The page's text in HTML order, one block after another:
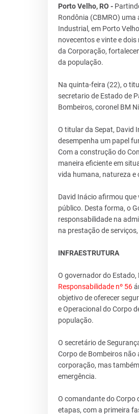
Porto Velho, RO -
Rondônia (CBMRO)
Industrial, em Porto
novecentos e vinte e
da Corporação,
da população.
Na quinta-feira (22), o
secretario de Estado de
Bombeiros, coronel BM
O titular da Sepat, David
desempenha um papel
Com a construção do
maneira eficiente em
vida humana, natureza e
David Inácio afirmou
público. Desta forma, o
responsabilidade na
na prestação de
INFRAESTRUTURA
O governador do
Responsabilidade nº 56
objetivo de oferecer
e Operacional do Corpo
população.
O secretário de
Corpo de Bombeiros
corporação, mas
emergência.
O comandante do Corpo
etapas, com a primeira